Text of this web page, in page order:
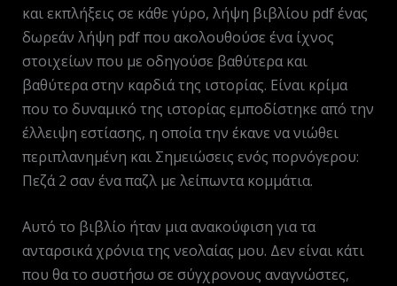
και εκπλήξεις σε κάθε γύρο, λήψη βιβλίου pdf ένας
δωρεάν λήψη pdf που ακολουθούσε ένα ίχνος
στοιχείων που με οδηγούσε βαθύτερα και
βαθύτερα στην καρδιά της ιστορίας. Είναι κρίμα
που το δυναμικό της ιστορίας εμποδίστηκε από την
έλλειψη εστίασης, η οποία την έκανε να νιώθει
περιπλανημένη και Σημειώσεις ενός πορνόγερου:
Πεζά 2 σαν ένα παζλ με λείπωντα κομμάτια.
Αυτό το βιβλίο ήταν μια ανακούφιση για τα
ανταρσικά χρόνια της νεολαίας μου. Δεν είναι κάτι
που θα το συστήσω σε σύγχρονους αναγνώστες,